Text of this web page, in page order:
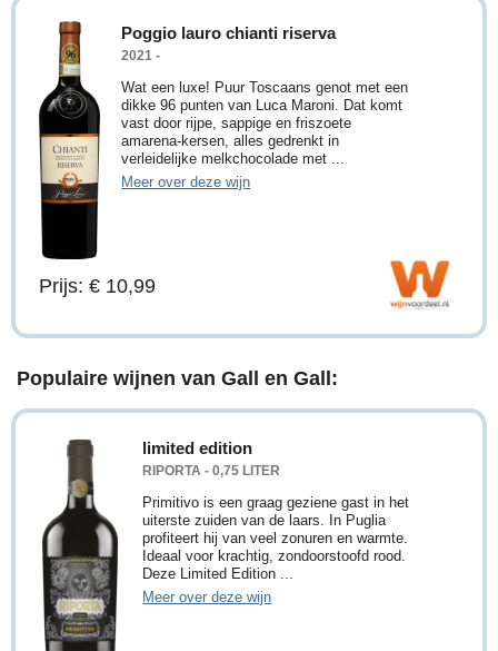
Poggio lauro chianti riserva
2021 -
Wat een luxe! Puur Toscaans genot met een
dikke 96 punten van Luca Maroni. Dat komt
vast door rijpe, sappige en friszoete
amarena-kersen, alles gedrenkt in
verleidelijke melkchocolade met ...
Meer over deze wijn
Prijs: € 10,99
Populaire wijnen van Gall en Gall:
limited edition
RIPORTA - 0,75 LITER
Primitivo is een graag geziene gast in het
uiterste zuiden van de laars. In Puglia
profiteert hij van veel zonuren en warmte.
Ideaal voor krachtig, zondoorstoofd rood.
Deze Limited Edition ...
Meer over deze wijn